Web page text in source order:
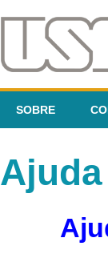
SOBRE
Ajuda